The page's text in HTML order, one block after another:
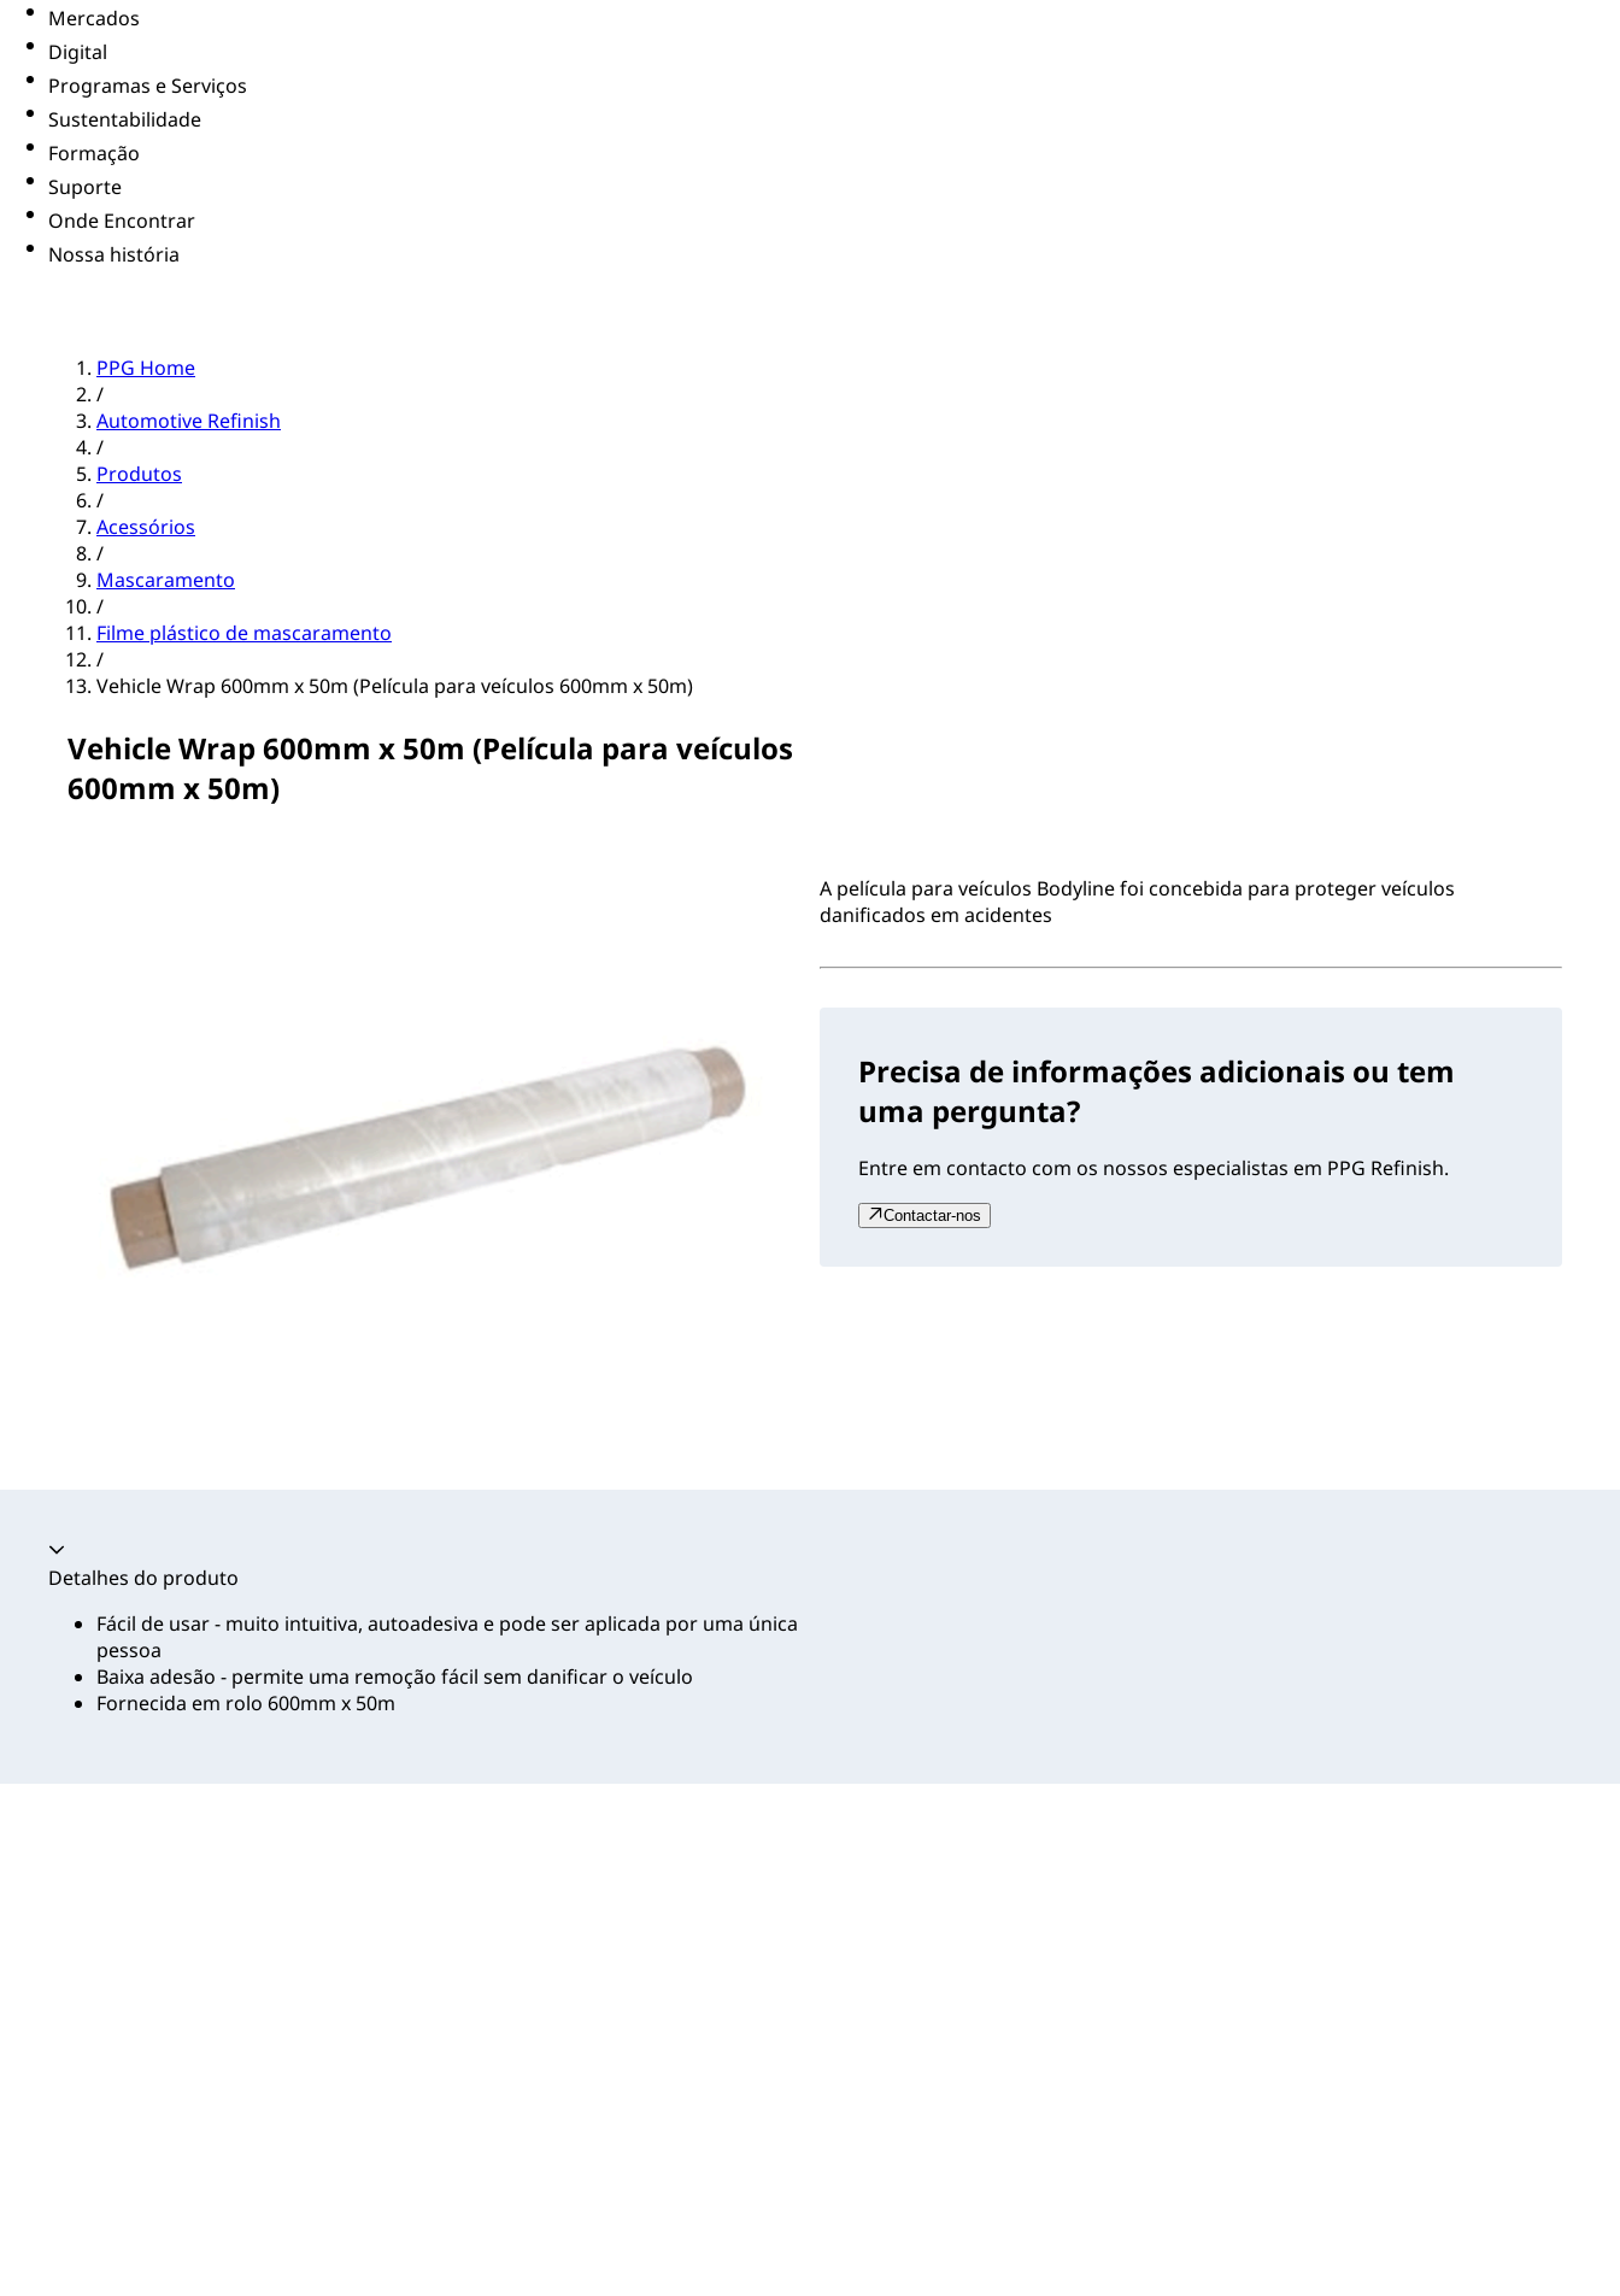
Mercados
Digital
Programas e Serviços
Sustentabilidade
Formação
Suporte
Onde Encontrar
Nossa história
PPG Home
/
Automotive Refinish
/
Produtos
/
Acessórios
/
Mascaramento
/
Filme plástico de mascaramento
/
Vehicle Wrap 600mm x 50m (Película para veículos 600mm x 50m)
Vehicle Wrap 600mm x 50m (Película para veículos
600mm x 50m)
A película para veículos Bodyline foi concebida para proteger veículos
danificados em acidentes
Precisa de informações adicionais ou tem
uma pergunta?
Entre em contacto com os nossos especialistas em PPG Refinish.
Contactar-nos
Acordeão recolhido
Detalhes do produto
Fácil de usar - muito intuitiva, autoadesiva e pode ser aplicada por uma única
pessoa
Baixa adesão - permite uma remoção fácil sem danificar o veículo
Fornecida em rolo 600mm x 50m